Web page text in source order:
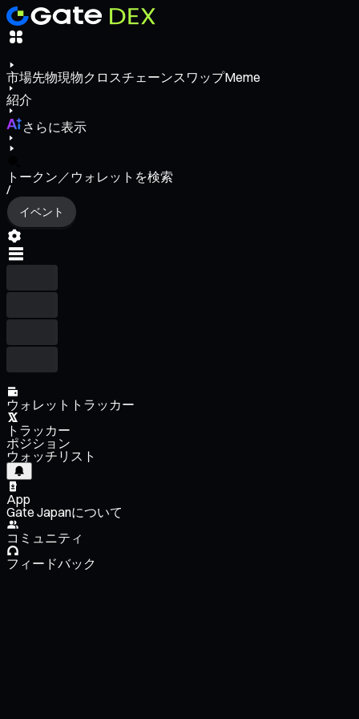
市場先物現物クロスチェーンスワップMeme
紹介
さらに表示
トークン／ウォレットを検索
/
イベント
ウォレットトラッカー
トラッカー
ポジション
ウォッチリスト
App
Gate Japanについて
コミュニティ
フィードバック